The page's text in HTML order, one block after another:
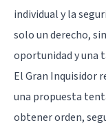
individual y la
solo un derecho,
oportunidad y una
El Gran Inquisidor
una propuesta
obtener orden,